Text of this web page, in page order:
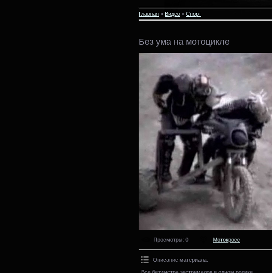
Главная » Видео » Спорт
Без ума на мотоцикле
Просмотры: 0 Мотокросс
Описание материала:
Все безумстра экстрималов в одном ролике.